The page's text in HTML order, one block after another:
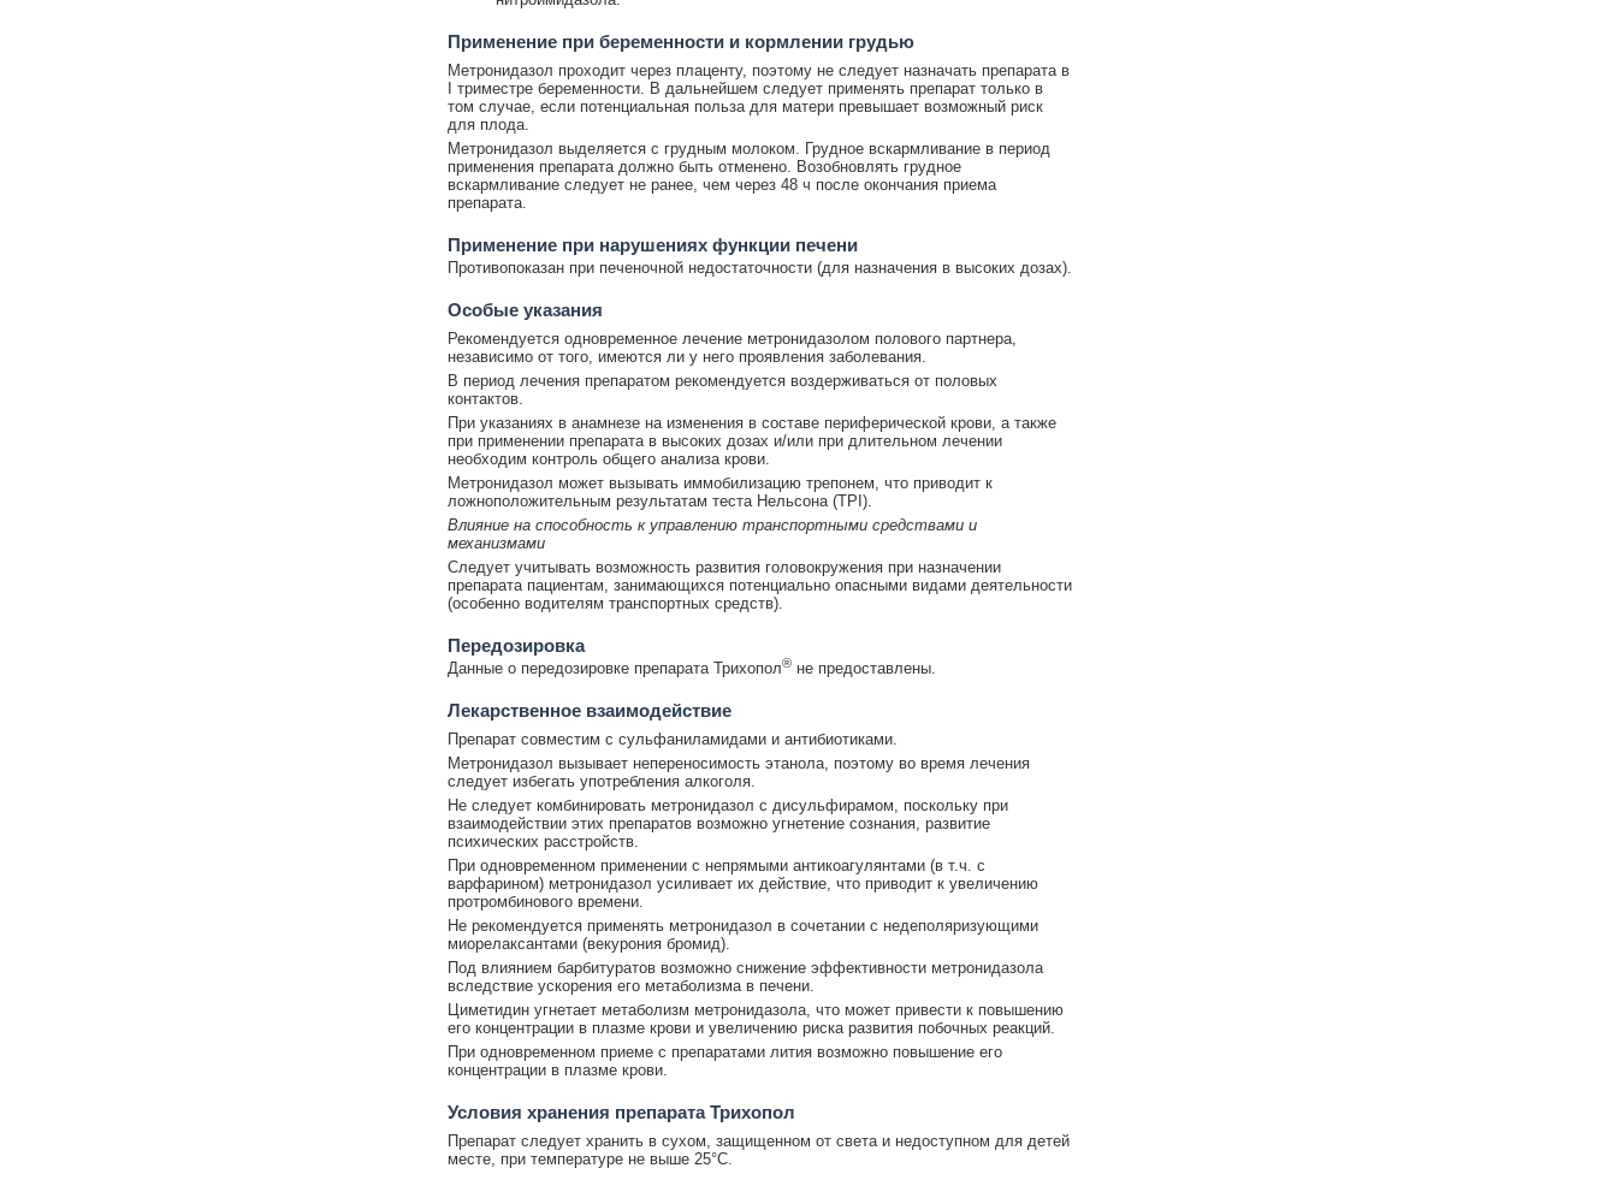
Применение при беременности и кормлении грудью
Метронидазол проходит через плаценту, поэтому не следует назначать препарата в
I триместре беременности. В дальнейшем следует применять препарат только в
том случае, если потенциальная польза для матери превышает возможный риск
для плода.
Метронидазол выделяется с грудным молоком. Грудное вскармливание в период
применения препарата должно быть отменено. Возобновлять грудное
вскармливание следует не ранее, чем через 48 ч после окончания приема
препарата.
Применение при нарушениях функции печени
Противопоказан при печеночной недостаточности (для назначения в высоких дозах).
Особые указания
Рекомендуется одновременное лечение метронидазолом полового партнера,
независимо от того, имеются ли у него проявления заболевания.
В период лечения препаратом рекомендуется воздерживаться от половых
контактов.
При указаниях в анамнезе на изменения в составе периферической крови, а также
при применении препарата в высоких дозах и/или при длительном лечении
необходим контроль общего анализа крови.
Метронидазол может вызывать иммобилизацию трепонем, что приводит к
ложноположительным результатам теста Нельсона (TPI).
Влияние на способность к управлению транспортными средствами и
механизмами
Следует учитывать возможность развития головокружения при назначении
препарата пациентам, занимающихся потенциально опасными видами деятельности
(особенно водителям транспортных средств).
Передозировка
Данные о передозировке препарата Трихопол®не предоставлены.
Лекарственное взаимодействие
Препарат совместим с сульфаниламидами и антибиотиками.
Метронидазол вызывает непереносимость этанола, поэтому во время лечения
следует избегать употребления алкоголя.
Не следует комбинировать метронидазол с дисульфирамом, поскольку при
взаимодействии этих препаратов возможно угнетение сознания, развитие
психических расстройств.
При одновременном применении с непрямыми антикоагулянтами (в т.ч. с
варфарином) метронидазол усиливает их действие, что приводит к увеличению
протромбинового времени.
Не рекомендуется применять метронидазол в сочетании с недеполяризующими
миорелаксантами (векурония бромид).
Под влиянием барбитуратов возможно снижение эффективности метронидазола
вследствие ускорения его метаболизма в печени.
Циметидин угнетает метаболизм метронидазола, что может привести к повышению
его концентрации в плазме крови и увеличению риска развития побочных реакций.
При одновременном приеме с препаратами лития возможно повышение его
концентрации в плазме крови.
Условия хранения препарата Трихопол
Препарат следует хранить в сухом, защищенном от света и недоступном для детей
месте, при температуре не выше 25°C.